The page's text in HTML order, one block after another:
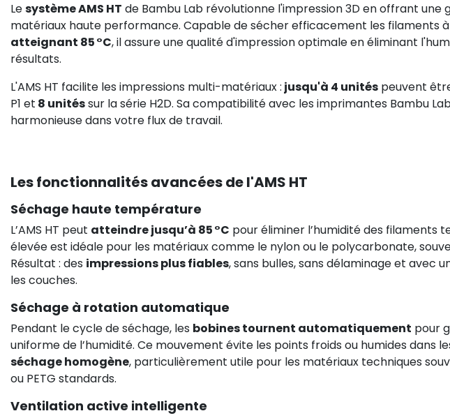
Lesystème AMS HT de Bambu Lab révolutionne l'impression 3D en offrant une
matériaux haute performance. Capable de sécher efficacement les filaments
atteignant 85 °C, il assure une qualité d'impression optimale en éliminant
résultats.
L'AMS HT facilite les impressions multi-matériaux : jusqu'à 4 unités peuvent
P1 et 8 unitéssur la série H2D. Sa compatibilité avec les imprimantes Bambu
harmonieuse dans votre flux de travail.​
Les fonctionnalités avancées de l'AMS HT
Séchage haute température
L’AMS HT peut atteindre jusqu’à 85 °C pour éliminer l’humidité des filaments
élevée est idéale pour les matériaux comme le nylon ou le polycarbonate,
Résultat : des impressions plus fiables, sans bulles, sans délaminage et avec
les couches.
Séchage à rotation automatique
Pendant le cycle de séchage, les bobines tournent automatiquement pour
uniforme de l’humidité. Ce mouvement évite les points froids ou humides dans
séchage homogène, particulièrement utile pour les matériaux techniques
ou PETG standards.
Ventilation active intelligente